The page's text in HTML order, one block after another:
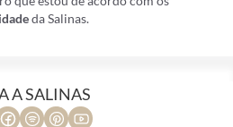
da Salinas.
A SALINAS